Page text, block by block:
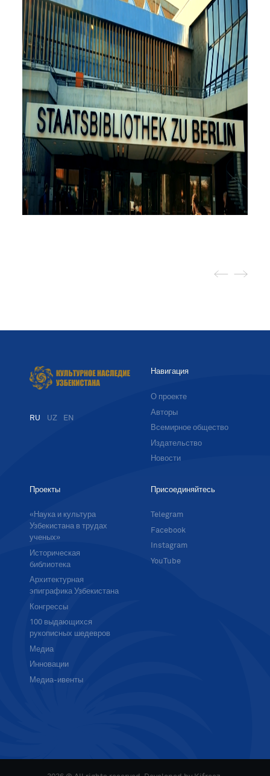
RU UZ EN
Навигация
О проекте
Авторы
Всемирное общество
Издательство
Новости
Проекты
«Наука и культура
Узбекистана в трудах
ученых»
Историческая
библиотека
Архитектурная
эпиграфика Узбекистана
Конгрессы
100 выдающихся
рукописных шедевров
Медиа
Инновации
Медиа-ивенты
Присоединяйтесь
Telegram
Facebook
Instagram
YouTube